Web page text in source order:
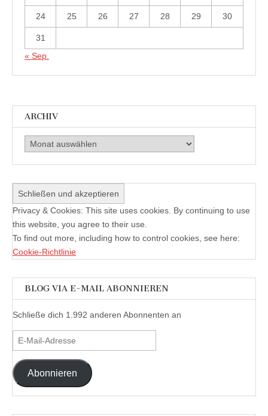
24 25 26 27 28 29 30
31
« Sep.
ARCHIV
Archiv
Privacy & Cookies: This site uses cookies. By continuing to use
this website, you agree to their use.
To find out more, including how to control cookies, see here:
Cookie-Richtlinie
BLOG VIA E-MAIL ABONNIEREN
Schließe dich 1.992 anderen Abonnenten an
E-
Mail-
Adresse
Abonnieren